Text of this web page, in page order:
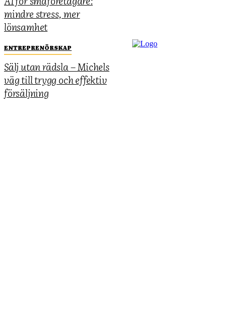
mindre stress, mer
lönsamhet
ENTREPRENÖRSKAP
Sälj utan rädsla – Michels
väg till trygg och effektiv
försäljning